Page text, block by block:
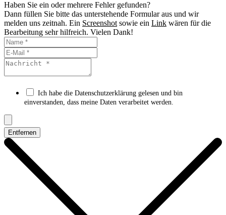
Haben Sie ein oder mehrere Fehler gefunden?
Dann füllen Sie bitte das unterstehende Formular aus und wir
melden uns zeitnah. Ein Screenshot sowie ein Link wären für die
Bearbeitung sehr hilfreich. Vielen Dank!
Ich habe die Datenschutzerklärung gelesen und bin
einverstanden, dass meine Daten verarbeitet werden.
Entfernen